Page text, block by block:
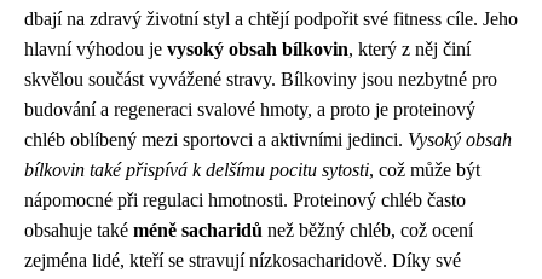
dbají na zdravý životní styl a chtějí podpořit své fitness cíle. Jeho
hlavní výhodou je vysoký obsah bílkovin, který z něj činí
skvělou součást vyvážené stravy. Bílkoviny jsou nezbytné pro
budování a regeneraci svalové hmoty, a proto je proteinový
chléb oblíbený mezi sportovci a aktivními jedinci. Vysoký obsah
bílkovin také přispívá k delšímu pocitu sytosti, což může být
nápomocné při regulaci hmotnosti. Proteinový chléb často
obsahuje také méně sacharidů než běžný chléb, což ocení
zejména lidé, kteří se stravují nízkosacharidově. Díky své